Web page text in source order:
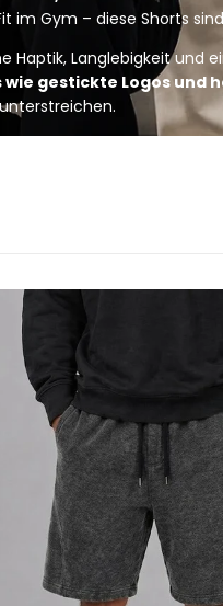
Gym – diese Shorts
Haptik, Langlebigkeit und
gestickte Logos und